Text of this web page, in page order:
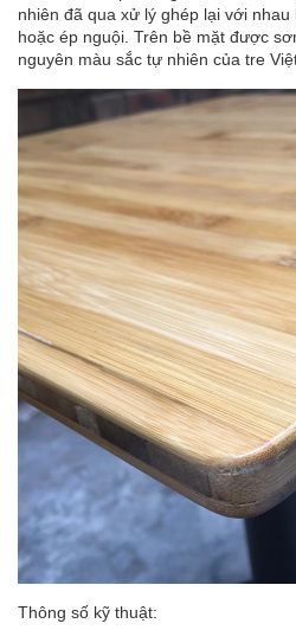
nhiên đã qua xử lý ghép lại với
hoặc ép nguội. Trên bề mặt được
nguyên màu sắc tự nhiên của tre
Thông số kỹ thuật: